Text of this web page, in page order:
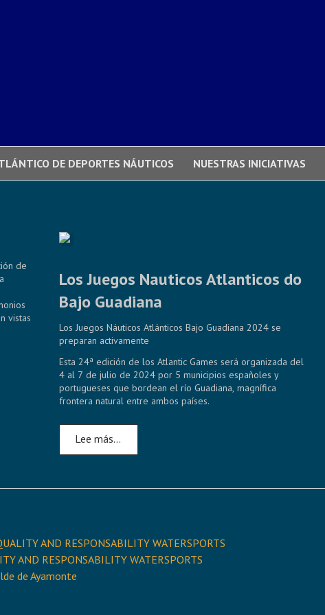
DE DEPORTES NÁUTICOS NUESTRAS INICIATIVAS
de
vistas
Los Juegos Nauticos Atlanticos do
Bajo Guadiana
Los Juegos Náuticos Atlánticos Bajo Guadiana 2024 se
preparan activamente
Esta 24ª edición de los Atlantic Games será organizada del
4 al 7 de julio de 2024 por 5 municipios españoles y
portugueses que bordean el río Guadiana, magnífica
frontera natural entre ambos países.
Lee más…
AND RESPONSABILITY WATERSPORTS
AND RESPONSABILITY WATERSPORTS
de Ayamonte